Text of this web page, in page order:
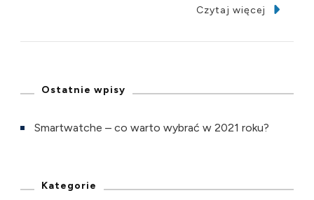
Czytaj więcej
Ostatnie wpisy
Smartwatche – co warto wybrać w 2021 roku?
Kategorie